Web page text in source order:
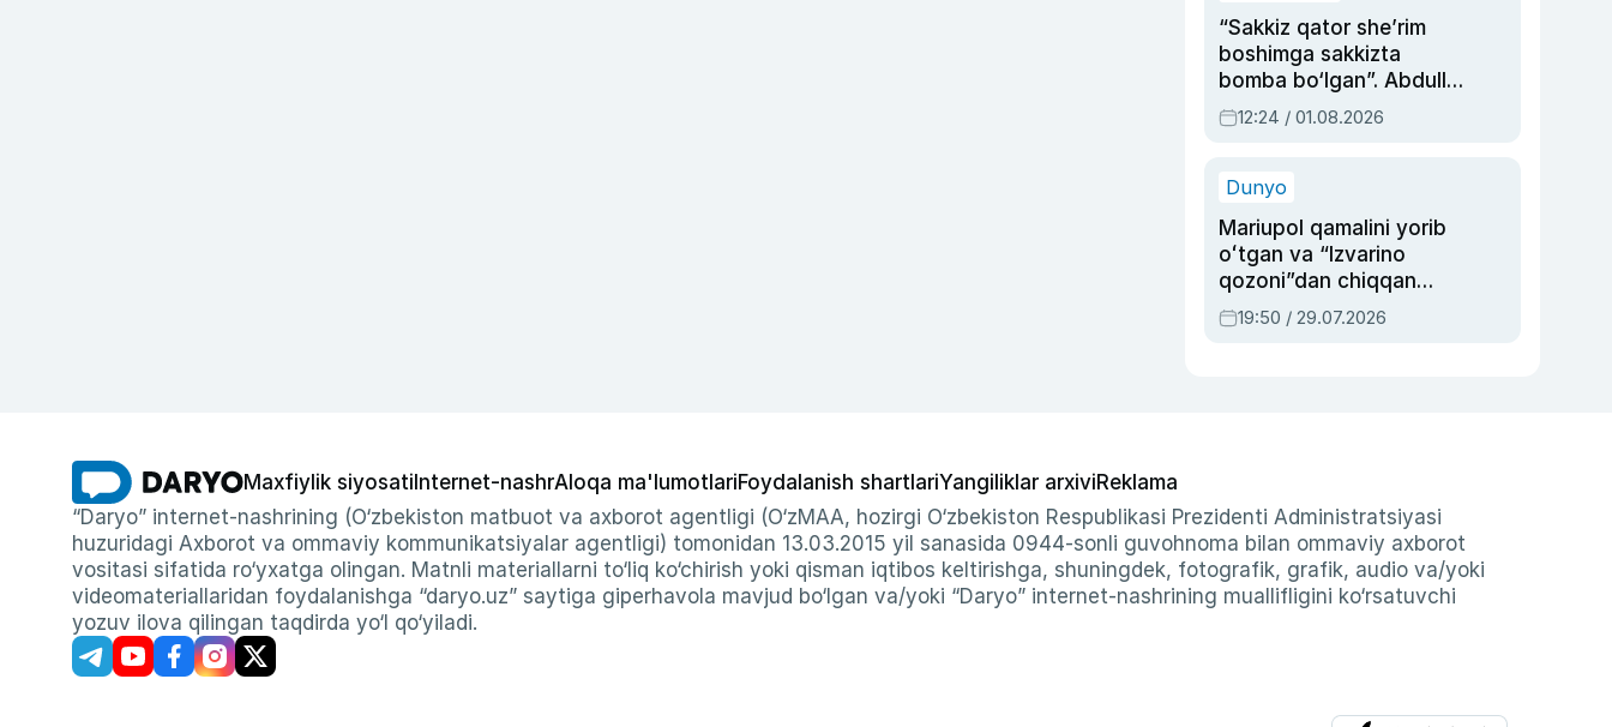
“Sakkiz qator she’rim
boshimga sakkizta
bomba bo‘lgan”. Abdulla
Oripovni siyosiy
ayblovlardan asrab
12:24 / 01.08.2026
Dunyo
Mariupol qamalini yorib
oʻtgan va “Izvarino
qozoni”dan chiqqan
qahramon — Ukraina
armiyasi bosh
19:50 / 29.07.2026
Maxfiylik siyosati Internet-nashrAloqa ma'lumotlariFoydalanish shartlariYangiliklar arxiviReklama
“Daryo” internet-nashrining (O‘zbekiston matbuot va axborot agentligi (O‘zMAA, hozirgi O‘zbekiston Respublikasi Prezidenti Administratsiyasi
huzuridagi Axborot va ommaviy kommunikatsiyalar agentligi) tomonidan 13.03.2015 yil sanasida 0944-sonli guvohnoma bilan ommaviy axborot
vositasi sifatida ro‘yxatga olingan. Matnli materiallarni to‘liq ko‘chirish yoki qisman iqtibos keltirishga, shuningdek, fotografik, grafik, audio va/yoki
videomateriallaridan foydalanishga “daryo.uz” saytiga giperhavola mavjud bo‘lgan va/yoki “Daryo” internet-nashrining muallifligini ko‘rsatuvchi
yozuv ilova qilingan taqdirda yo‘l qo‘yiladi.